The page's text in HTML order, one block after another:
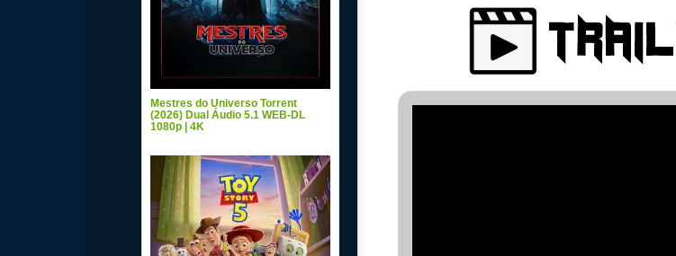
Mestres do Universo Torrent
(2026) Dual Áudio 5.1 WEB-DL
1080p | 4K